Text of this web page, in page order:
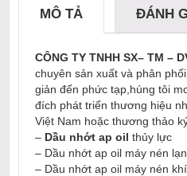
MÔ TẢ ĐÁNH
CÔNG TY TNHH SX– TM –
chuyên sản xuất và phân
giản đến phức tạp,húng tôi
đích phát triển thương hiệu
Việt Nam hoặc thương thảo
– Dầu nhớt ap oil thủy lực
– Dầu nhớt ap oil máy nén
– Dầu nhớt ap oil máy nén khí